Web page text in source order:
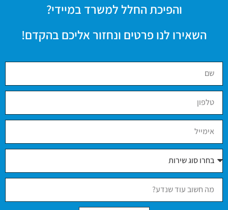
והפיכת החלל למשרד במיידי?
השאירו לנו פרטים ונחזור אליכם בהקדם!